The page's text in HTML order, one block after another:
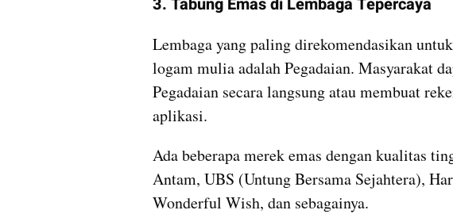
Lembaga yang paling direkomendasikan
logam mulia adalah Pegadaian. Masyarakat
Pegadaian secara langsung atau membuat
aplikasi.
Ada beberapa merek emas dengan kualitas
Antam, UBS (Untung Bersama Sejahtera),
Wonderful Wish, dan sebagainya.